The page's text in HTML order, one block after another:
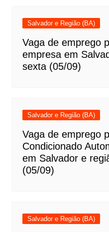
Salvador e Região (BA)
Vaga de emprego
empresa em
sexta (05/09)
Salvador e Região (BA)
Vaga de emprego
Condicionado
em Salvador e
(05/09)
Salvador e Região (BA)